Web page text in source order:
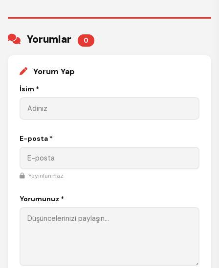
Yorumlar 0
Yorum Yap
İsim *
E-posta *
Yayınlanmaz
Yorumunuz *